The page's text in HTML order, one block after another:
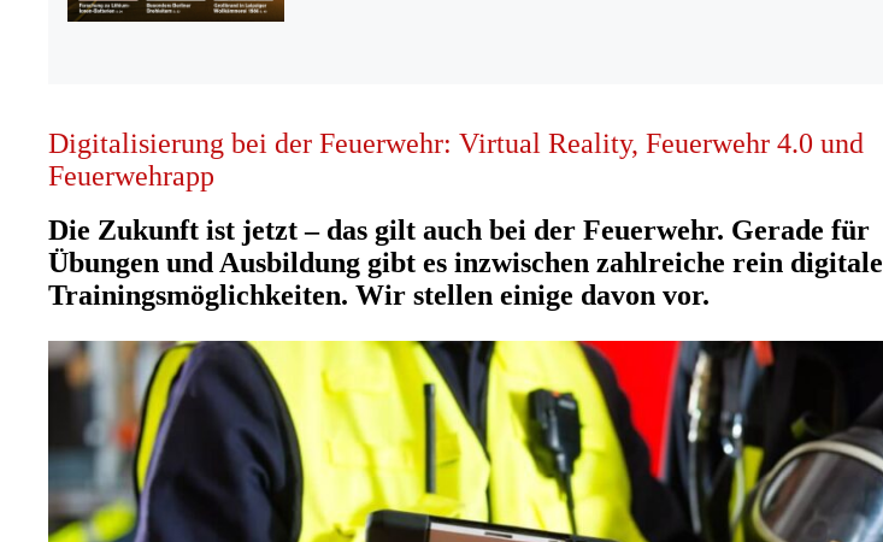
Digitalisierung bei der Feuerwehr: Virtual Reality, Feuerwehr 4.0 und
Feuerwehrapp
Die Zukunft ist jetzt – das gilt auch bei der Feuerwehr. Gerade für
Übungen und Ausbildung gibt es inzwischen zahlreiche rein digitale
Trainingsmöglichkeiten. Wir stellen einige davon vor.